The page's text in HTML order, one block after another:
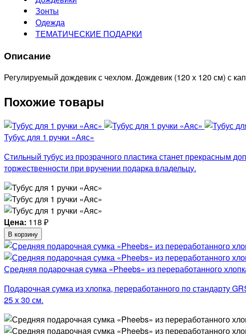
Зонты
Одежда
ТЕМАТИЧЕСКИЕ ПОДАРКИ
Описание
Регулируемый дождевик с чехлом. Дождевик (120 х 120 см) с
Похожие товары
Тубус для 1 ручки «Аяс»
Стильный тубус из прозрачного пластика станет прекрасным
торжественности при вручении подарка владельцу.
Цена: 118 ₽
В корзину
Средняя подарочная сумка «Pheebs» из переработанного
Подарочная сумка из хлопка, переработанного по стандарту
25 x 30 см.